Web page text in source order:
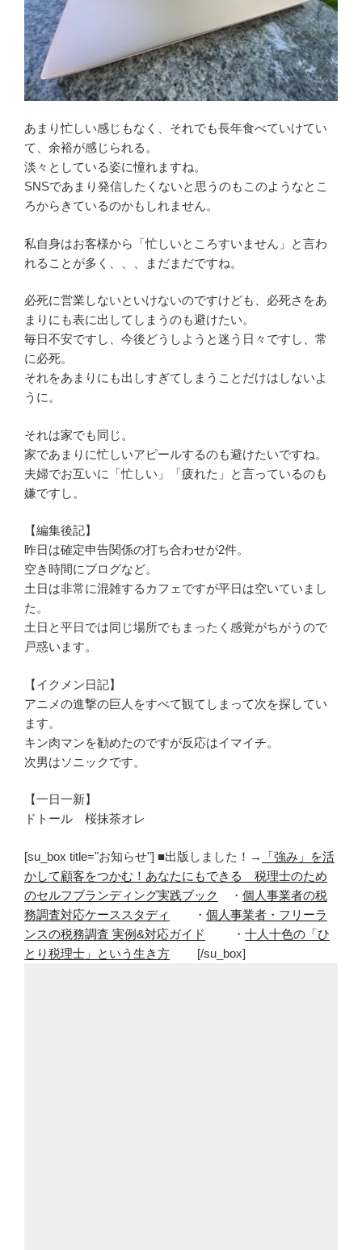
あまり忙しい感じもなく、それでも長年食べていけてい
て、余裕が感じられる。
淡々としている姿に憧れますね。
SNSであまり発信したくないと思うのもこのようなとこ
ろからきているのかもしれません。
私自身はお客様から「忙しいところすいません」と言わ
れることが多く、、、まだまだですね。
必死に営業しないといけないのですけども、必死さをあ
まりにも表に出してしまうのも避けたい。
毎日不安ですし、今後どうしようと迷う日々ですし、常
に必死。
それをあまりにも出しすぎてしまうことだけはしないよ
うに。
それは家でも同じ。
家であまりに忙しいアピールするのも避けたいですね。
夫婦でお互いに「忙しい」「疲れた」と言っているのも
嫌ですし。
【編集後記】
昨日は確定申告関係の打ち合わせが2件。
空き時間にブログなど。
土日は非常に混雑するカフェですが平日は空いていまし
た。
土日と平日では同じ場所でもまったく感覚がちがうので
戸惑います。
【イクメン日記】
アニメの進撃の巨人をすべて観てしまって次を探してい
ます。
キン肉マンを勧めたのですが反応はイマイチ。
次男はソニックです。
【一日一新】
ドトール 桜抹茶オレ
[su_box title="お知らせ"] ■出版しました！→
「強み」を活
かして顧客をつかむ！あなたにもできる 税理士のため
のセルフブランディング実践ブック
・ 個人事業者の税
務調査対応ケーススタディ
・ 個人事業者・フリーラ
ンスの税務調査 実例&対応ガイド
・ 十人十色の「ひ
とり税理士」という生き方 [/su_box]